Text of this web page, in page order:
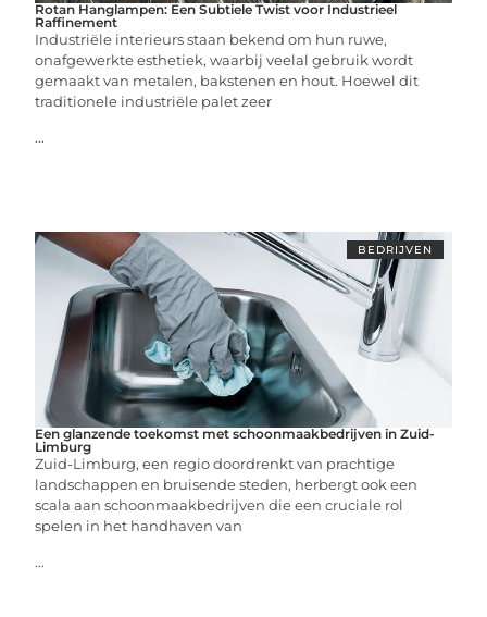
Rotan Hanglampen: Een Subtiele Twist voor Industrieel
Raffinement
Industriële interieurs staan bekend om hun ruwe,
onafgewerkte esthetiek, waarbij veelal gebruik wordt
gemaakt van metalen, bakstenen en hout. Hoewel dit
traditionele industriële palet zeer
...
BEDRIJVEN
Een glanzende toekomst met schoonmaakbedrijven in Zuid-
Limburg
Zuid-Limburg, een regio doordrenkt van prachtige
landschappen en bruisende steden, herbergt ook een
scala aan schoonmaakbedrijven die een cruciale rol
spelen in het handhaven van
...